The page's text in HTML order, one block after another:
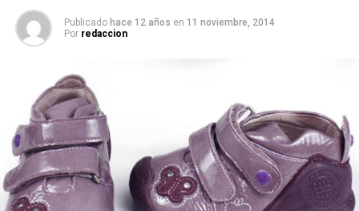
Publicado hace 12 años en 11 noviembre, 2014
Por redaccion